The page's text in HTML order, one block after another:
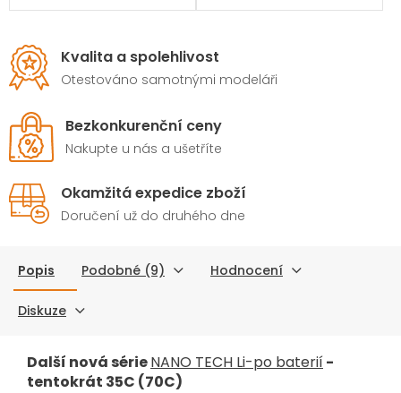
Kvalita a spolehlivost
Otestováno samotnými modeláři
Bezkonkurenční ceny
Nakupte u nás a ušetříte
Okamžitá expedice zboží
Doručení už do druhého dne
Popis Podobné (9) Hodnocení
Diskuze
Další nová sérieNANO TECH Li-po baterií-
tentokrát 35C (70C)